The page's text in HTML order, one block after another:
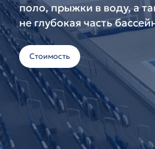
поло, прыжки в воду, а
не глубокая часть
Стоимость